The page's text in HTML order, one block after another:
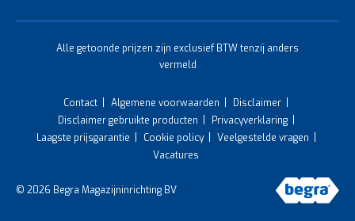
Alle getoonde prijzen zijn exclusief BTW tenzij anders
vermeld
Contact Algemene voorwaarden
Disclaimer
Disclaimer gebruikte producten
Privacyverklaring
Laagste prijsgarantie
Cookie policy
Veelgestelde vragen
Vacatures
© 2026 Begra Magazijninrichting BV